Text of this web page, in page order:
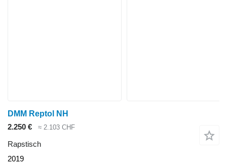
DMM Reptol NH
2.250 €
≈ 2.103 CHF
Rapstisch
2019